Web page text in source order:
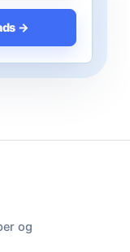
→
og